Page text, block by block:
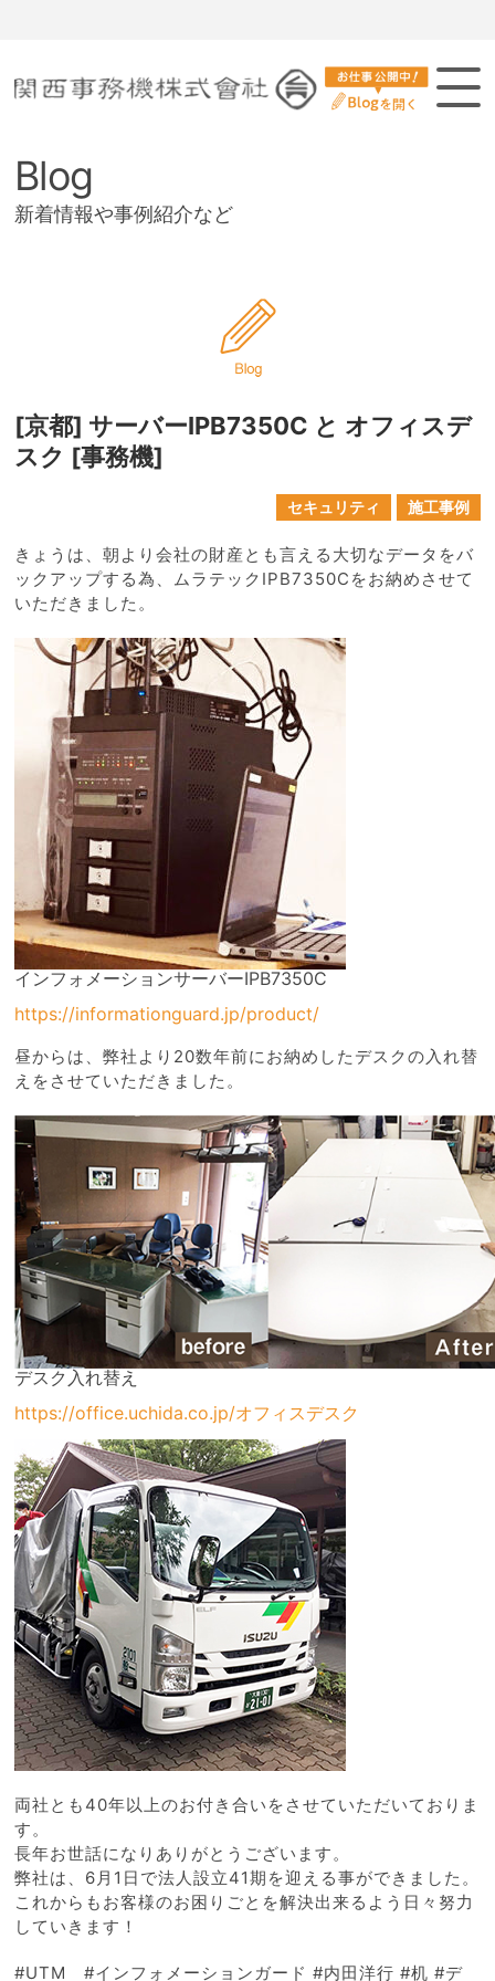
Blog
新着情報や事例紹介など
[京都] サーバーIPB7350C と オフィスデ
スク [事務機]
セキュリティ 施工事例
きょうは、朝より会社の財産とも言える大切なデータをバ
ックアップする為、ムラテックIPB7350Cをお納めさせて
いただきました。
インフォメーションサーバーIPB7350C
https://informationguard.jp/product/
昼からは、弊社より20数年前にお納めしたデスクの入れ替
えをさせていただきました。
デスク入れ替え
https://office.uchida.co.jp/オフィスデスク
両社とも40年以上のお付き合いをさせていただいておりま
す。
長年お世話になりありがとうございます。
弊社は、6月1日で法人設立41期を迎える事ができました。
これからもお客様のお困りごとを解決出来るよう日々努力
していきます！
#UTM #インフォメーションガード #内田洋行 #机 #デ